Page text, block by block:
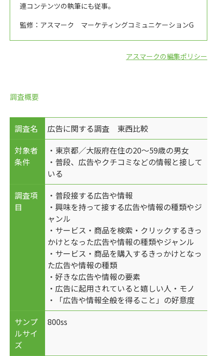
連コンテンツの執筆にも従事。
監修：アスマーク マーケティングコミュニケーションG
アスマークの編集ポリシー
調査概要
調査名
広告に関する調査 東西比較
対象者
条件
・東京都／大阪府在住の20～59歳の男女
・普段、広告やクチコミなどの情報と接して
いる
調査項
目
・普段接する広告や情報
・興味を持って接する広告や情報の種類やジ
ャンル
・サービス・商品を検索・クリックするきっ
かけとなった広告や情報の種類やジャンル
・サービス・商品を購入するきっかけとなっ
た広告や情報の種類
・好きな広告や情報の要素
・広告に起用されていると嬉しい人・モノ
・「広告や情報全般を得ること」の好意度
サンプ
ルサイ
ズ
800ss